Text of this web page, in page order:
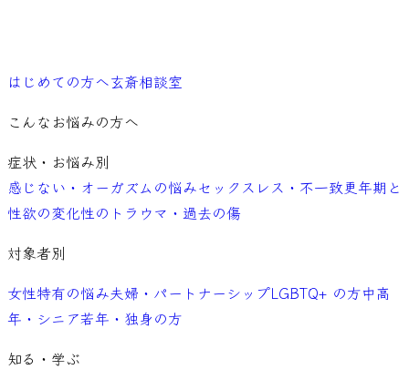
はじめての方へ玄斎相談室
こんなお悩みの方へ
症状・お悩み別
感じない・オーガズムの悩みセックスレス・不一致更年期と
性欲の変化性のトラウマ・過去の傷
対象者別
女性特有の悩み夫婦・パートナーシップLGBTQ+ の方中高
年・シニア若年・独身の方
知る・学ぶ